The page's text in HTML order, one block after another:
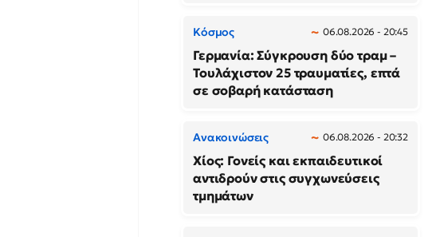
Κόσμος 06.08.2026 - 20:45
Γερμανία: Σύγκρουση δύο τραμ –
Τουλάχιστον 25 τραυματίες, επτά
σε σοβαρή κατάσταση
Ανακοινώσεις 06.08.2026 - 20:32
Χίος: Γονείς και εκπαιδευτικοί
αντιδρούν στις συγχωνεύσεις
τμημάτων